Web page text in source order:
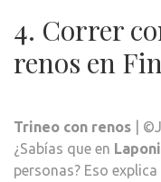
4. Correr
renos en
Trineo con renos |
¿Sabías que en
personas? Eso